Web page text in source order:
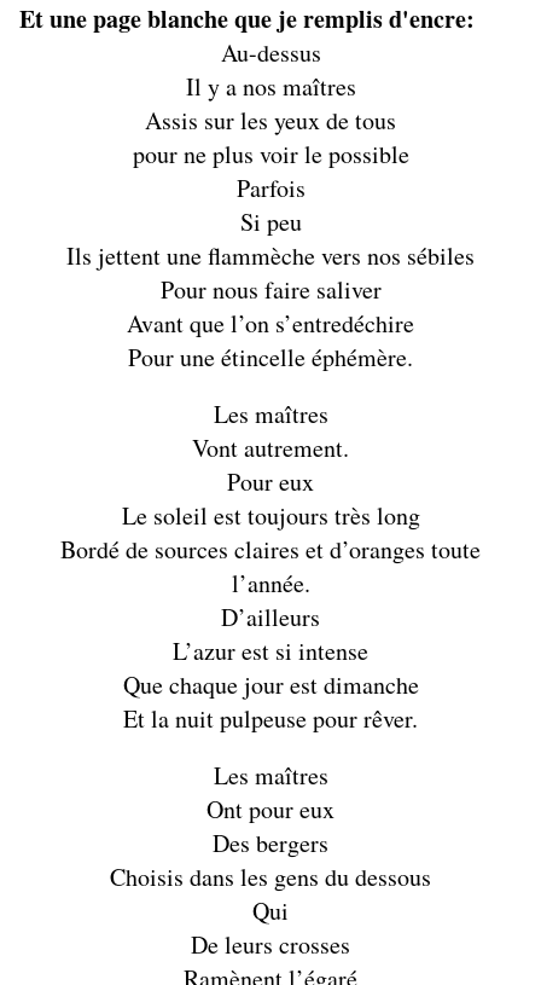
Et une page blanche que je remplis d'encre:
Au-dessus
Il y a nos maîtres
Assis sur les yeux de tous
pour ne plus voir le possible
Parfois
Si peu
Ils jettent une flammèche vers nos sébiles
Pour nous faire saliver
Avant que l’on s’entredéchire
Pour une étincelle éphémère.
Les maîtres
Vont autrement.
Pour eux
Le soleil est toujours très long
Bordé de sources claires et d’oranges toute
l’année.
D’ailleurs
L’azur est si intense
Que chaque jour est dimanche
Et la nuit pulpeuse pour rêver.
Les maîtres
Ont pour eux
Des bergers
Choisis dans les gens du dessous
Qui
De leurs crosses